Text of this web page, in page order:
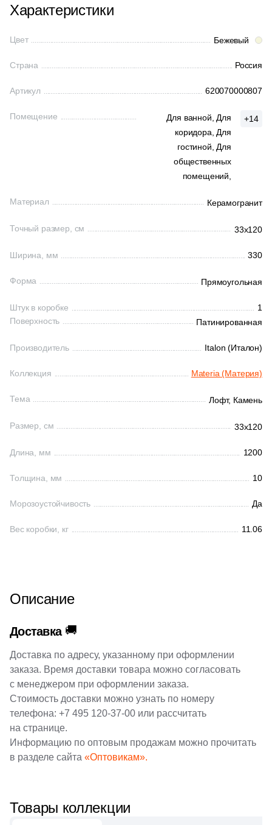
Характеристики
Цвет Бежевый
Страна Россия
Артикул 620070000807
Помещение Для ванной, Для
коридора, Для
гостиной, Для
общественных
помещений,
+14
Материал Керамогранит
Точный размер, см 33x120
Ширина, мм 330
Форма Прямоугольная
Штук в коробке
1
Поверхность
Патинированная
Производитель Italon (Италон)
Коллекция Materia (Материя)
Тема Лофт, Камень
Размер, см 33x120
Длина, мм 1200
Толщина, мм 10
Морозоустойчивость Да
Вес коробки, кг 11.06
Описание
Доставка 🚚
Доставка по адресу, указанному при оформлении
заказа. Время доставки товара можно согласовать
с менеджером при оформлении заказа.
Стоимость доставки можно узнать по номеру
телефона: +7 495 120-37-00 или рассчитать
на странице.
Информацию по оптовым продажам можно прочитать
в разделе сайта «Оптовикам».
Товары коллекции